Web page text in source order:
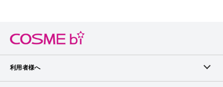
利用者様へ